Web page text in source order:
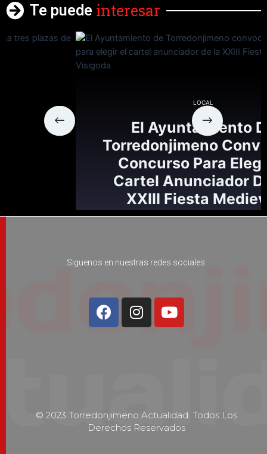
Te puede interesar
Torredonjimeno Convoca El
Concurso Para Elegir El
Cartel Anunciador De La
XXIII Fiesta Medieval
Visigoda
Siguenos en nuestras redes sociales:
© 2023 Torredonjimeno Actualidad. Todos Los
Derechos Reservados